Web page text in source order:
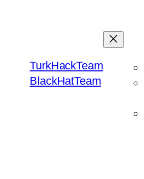
TurkHackTeam
BlackHatTeam